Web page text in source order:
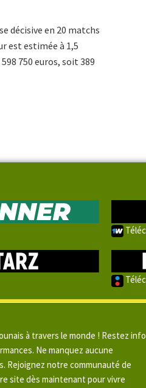
décisive en 20 matchs
est estimée à 1,5
750 euros, soit 389
à travers le monde ! Restez
Ne manquez aucune
notre communauté de
site dès maintenant pour vivre